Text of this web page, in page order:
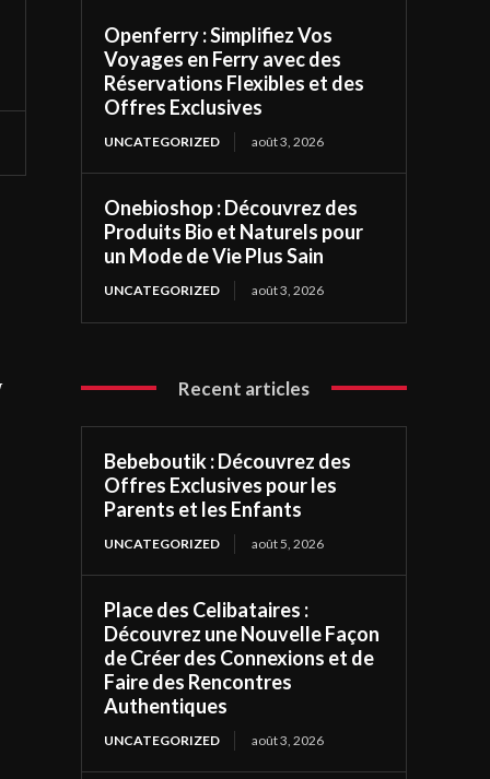
Openferry : Simplifiez Vos
Voyages en Ferry avec des
Réservations Flexibles et des
Offres Exclusives
UNCATEGORIZED août 3, 2026
Onebioshop : Découvrez des
Produits Bio et Naturels pour
un Mode de Vie Plus Sain
UNCATEGORIZED août 3, 2026
Recent articles
Bebeboutik : Découvrez des
Offres Exclusives pour les
Parents et les Enfants
UNCATEGORIZED août 5, 2026
Place des Celibataires :
Découvrez une Nouvelle Façon
de Créer des Connexions et de
Faire des Rencontres
Authentiques
UNCATEGORIZED août 3, 2026